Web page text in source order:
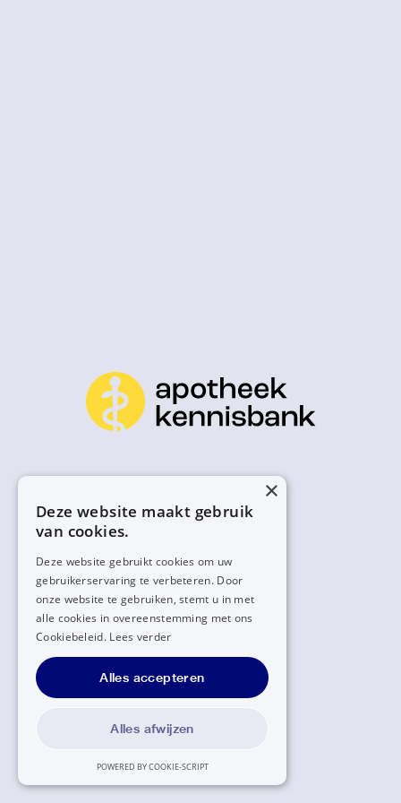
×
Deze website maakt gebruik
van cookies.
Deze website gebruikt cookies om uw
gebruikerservaring te verbeteren. Door
onze website te gebruiken, stemt u in met
alle cookies in overeenstemming met ons
Cookiebeleid. Lees verder
Alles accepteren
Alles afwijzen
POWERED BY COOKIE-SCRIPT